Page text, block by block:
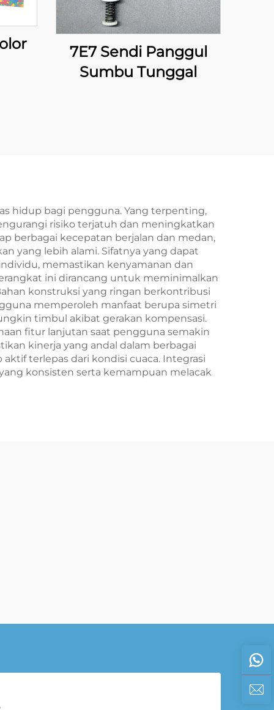
7E7 Sendi Panggul
Sumbu Tunggal
hidup bagi pengguna. Yang terpenting,
risiko terjatuh dan meningkatkan
berbagai kecepatan berjalan dan medan,
yang lebih alami. Sifatnya yang dapat
memastikan kenyamanan dan
ini dirancang untuk meminimalkan
konstruksi yang ringan berkontribusi
memperoleh manfaat berupa simetri
timbul akibat gerakan kompensasi.
fitur lanjutan saat pengguna semakin
kinerja yang andal dalam berbagai
terlepas dari kondisi cuaca. Integrasi
konsisten serta kemampuan melacak